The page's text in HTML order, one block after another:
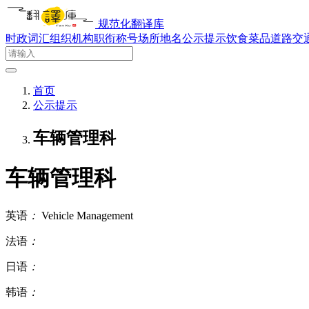
规范化翻译库
时政词汇组织机构职衔称号场所地名公示提示饮食菜品道路交
首页
公示提示
车辆管理科
车辆管理科
英语 ： Vehicle Management
法语 ：
日语 ：
韩语 ：